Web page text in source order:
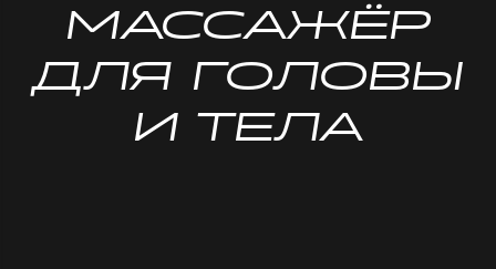
МАССАЖЁР
ДЛЯ ГОЛОВЫ
И ТЕЛА